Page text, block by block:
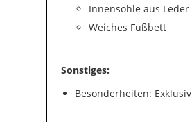
Innensohle aus Leder
Weiches Fußbett
Sonstiges:
Besonderheiten: Exklusiv